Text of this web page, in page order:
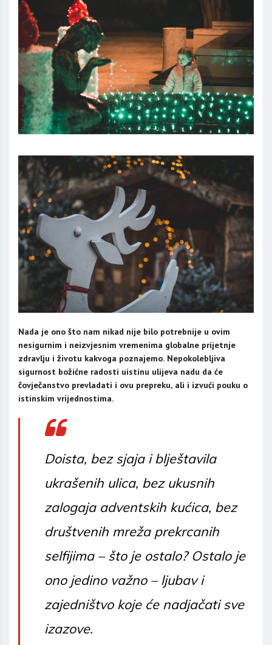
Nada je ono što nam nikad nije bilo potrebnije u ovim
nesigurnim i neizvjesnim vremenima globalne prijetnje
zdravlju i životu kakvoga poznajemo. Nepokolebljiva
sigurnost božićne radosti uistinu ulijeva nadu da će
čovječanstvo prevladati i ovu prepreku, ali i izvući pouku o
istinskim vrijednostima.
Doista, bez sjaja i blještavila
ukrašenih ulica, bez ukusnih
zalogaja adventskih kućica, bez
društvenih mreža prekrcanih
selfijima– što je ostalo? Ostalo je
ono jedino važno – ljubav i
zajedništvo koje će nadjačati sve
izazove.